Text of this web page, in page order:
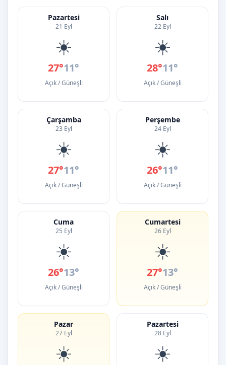
Pazartesi
21 Eyl
☀️
27°11°
Açık / Güneşli
Salı
22 Eyl
☀️
28°11°
Açık / Güneşli
Çarşamba
23 Eyl
☀️
27°11°
Açık / Güneşli
Perşembe
24 Eyl
☀️
26°11°
Açık / Güneşli
Cuma
25 Eyl
☀️
26°13°
Açık / Güneşli
Cumartesi
26 Eyl
☀️
27°13°
Açık / Güneşli
Pazar
27 Eyl
☀️
Pazartesi
28 Eyl
☀️